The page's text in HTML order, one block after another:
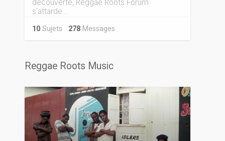
découverte, Reggae Roots Forum
s'attarde...
10Sujets 278Messages
Reggae Roots Music